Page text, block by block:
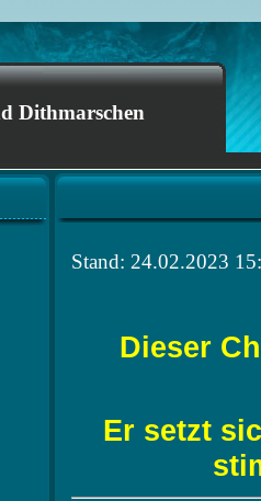
Dithmarschen
Stand: 24.02.2023
Dieser
Er setzt